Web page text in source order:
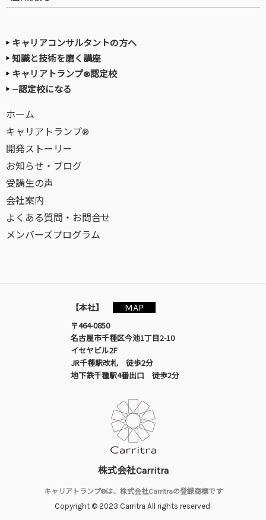
キャリアコンサルタントの方へ
知識と技術を磨く講座
キャリアトランプ®認定校
—認定校になる
ホーム
キャリアトランプ®
開発ストーリー
お知らせ・ブログ
受講生の声
会社案内
よくある質問・お問合せ
メンバーズプログラム
【本社】
MAP
〒464-0850
名古屋市千種区今池1丁目2-10
イセヤビル2F
JR千種駅改札 徒歩2分
地下鉄千種駅4番出口 徒歩2分
株式会社Carritra
キャリアトランプ®は、株式会社Carritraの登録商標です
Copyright © 2023 Carritra All rights reserved.